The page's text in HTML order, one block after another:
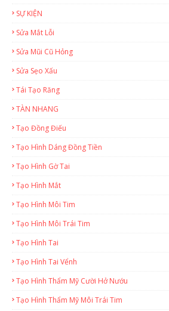
SỰ KIỆN
Sửa Mắt Lỗi
Sửa Mũi Cũ Hỏng
Sửa Sẹo Xấu
Tái Tạo Răng
TÀN NHANG
Tạo Đồng Điếu
Tạo Hình Dáng Đồng Tiền
Tạo Hình Gờ Tai
Tạo Hình Mắt
Tạo Hình Môi Tim
Tạo Hình Môi Trái Tim
Tạo Hình Tai
Tạo Hình Tai Vểnh
Tạo Hình Thẩm Mỹ Cười Hở Nướu
Tạo Hình Thẩm Mỹ Môi Trái Tim